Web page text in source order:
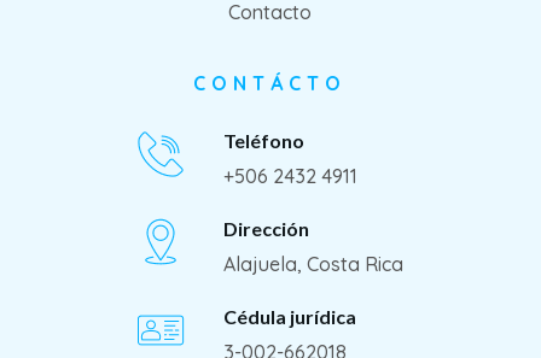
Contacto
CONTÁCTO
Teléfono
+506 2432 4911
Dirección
Alajuela, Costa Rica
Cédula jurídica
3-002-662018